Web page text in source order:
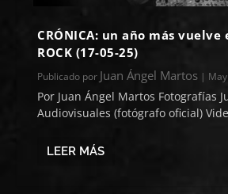
CRÓNICA: un año más vuelve
ROCK (17-05-25)
Publicado por Juan Ángel Martos |
Por Juan Ángel Martos Fotografías
Audiovisuales (fotógrafo oficial)
LEER MÁS